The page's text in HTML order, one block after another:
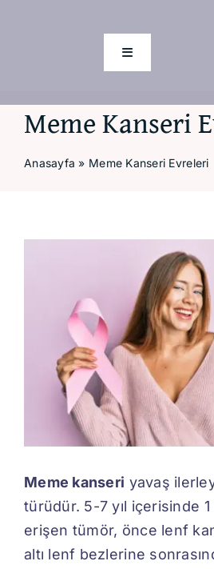
Toggle
Navigation
Anasayfa
Hakkımızda
İletişim
Meme Kanseri
Anasayfa » Meme Kanseri Evreleri
Meme kanseri yavaş
türüdür. 5-7 yıl içerisinde
erişen tümör, önce lenf
altı lenf bezlerine